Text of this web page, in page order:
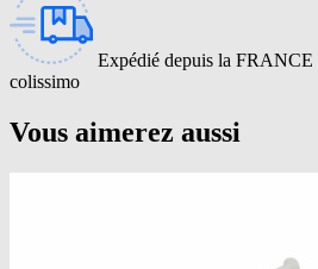
Expédié depuis la FRANCE
colissimo
Vous aimerez aussi